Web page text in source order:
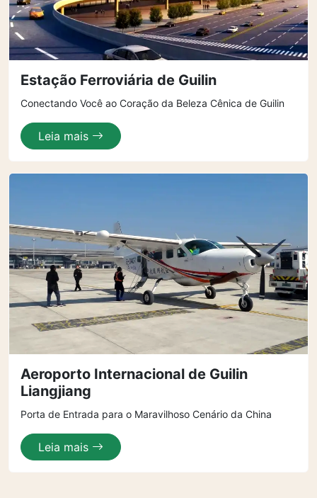
Estação Ferroviária de Guilin
Conectando Você ao Coração da Beleza Cênica de Guilin
Leia mais
Aeroporto Internacional de Guilin
Liangjiang
Porta de Entrada para o Maravilhoso Cenário da China
Leia mais